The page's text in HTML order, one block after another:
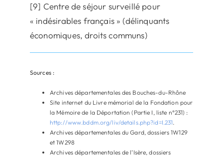
[9] Centre de séjour surveillé pour
« indésirables français » (délinquants
économiques, droits communs)
Sources :
Archives départementales des Bouches-du-Rhône
Site internet du Livre mémorial de la Fondation pour
la Mémoire de la Déportation (Partie I, liste n°231) :
http://www.bddm.org/liv/details.php?id=I.231.
Archives départementales du Gard, dossiers 1W129
et 1W298
Archives départementales de l’Isère, dossiers